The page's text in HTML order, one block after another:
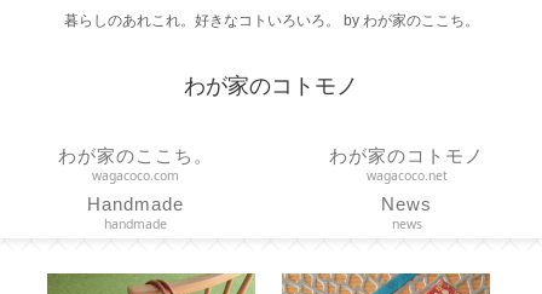
暮らしのあれこれ。好きなコトいろいろ。 by わが家のここち。
わが家のコトモノ
わが家のここち。
wagacoco.com
わが家のコトモノ
wagacoco.net
Handmade
handmade
News
news